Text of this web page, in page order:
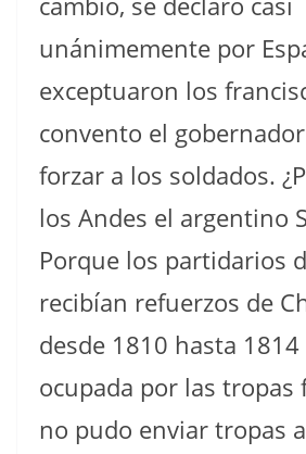
unánimemente por
exceptuaron los
convento el
forzar a los soldados.
los Andes el argentino
Porque los partidarios
recibían refuerzos de
desde 1810 hasta 1814
ocupada por las tropas
no pudo enviar tropas